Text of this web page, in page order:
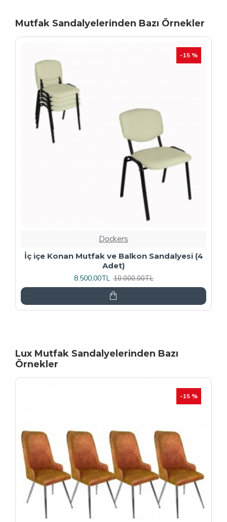
Mutfak Sandalyelerinden Bazı Örnekler
TÜKENIYOR
Dockers
Kapitoneli Sandalye (Deri) (4 Adet) - Yeşil
9.600,00TL 12.000,00TL
Lux Mutfak Sandalyelerinden Bazı
Örnekler
YENI
İHRAÇ FAZLASI
-20 %